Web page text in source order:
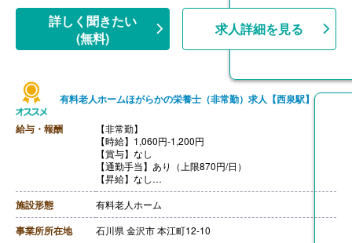
詳しく聞きたい
(無料)
求人詳細を見る
有料老人ホームほがらかの栄養士（非常勤）求人【西泉駅】
給与・報酬
【非常勤】
【時給】1,060円-1,200円
【賞与】なし
【通勤手当】あり（上限870円/日）
【昇給】なし
【退職金】なし
施設形態 有料老人ホーム
事業所所在地 石川県 金沢市 本江町12-10